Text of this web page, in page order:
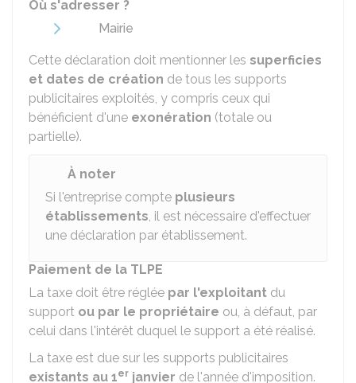
Où s'adresser ?
Mairie
Cette déclaration doit mentionner les superficies
et dates de création de tous les supports
publicitaires exploités, y compris ceux qui
bénéficient d'une exonération (totale ou
partielle).
À noter
Si l'entreprise compte plusieurs
établissements, il est nécessaire d'effectuer
une déclaration par établissement.
Paiement de la TLPE
La taxe doit être réglée par l'exploitant du
support ou par le propriétaire ou, à défaut, par
celui dans l'intérêt duquel le support a été réalisé.
La taxe est due sur les supports publicitaires
existants au 1er janvier de l'année d'imposition.